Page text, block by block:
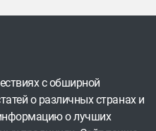
с обширной
о различных странах и
о лучших